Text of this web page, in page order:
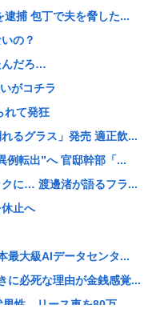
逮捕 包丁で夫を脅した...
の？
んだろ…
がコチラ
れて発狂
るグラス」発売 適正飲...
例転出”へ 官邸幹部「...
クに… 渡邊渚が語るフラ...
休止へ
最大級AIデータセンタ...
に必死な理由が金銭感覚...
性、リース車を80万...